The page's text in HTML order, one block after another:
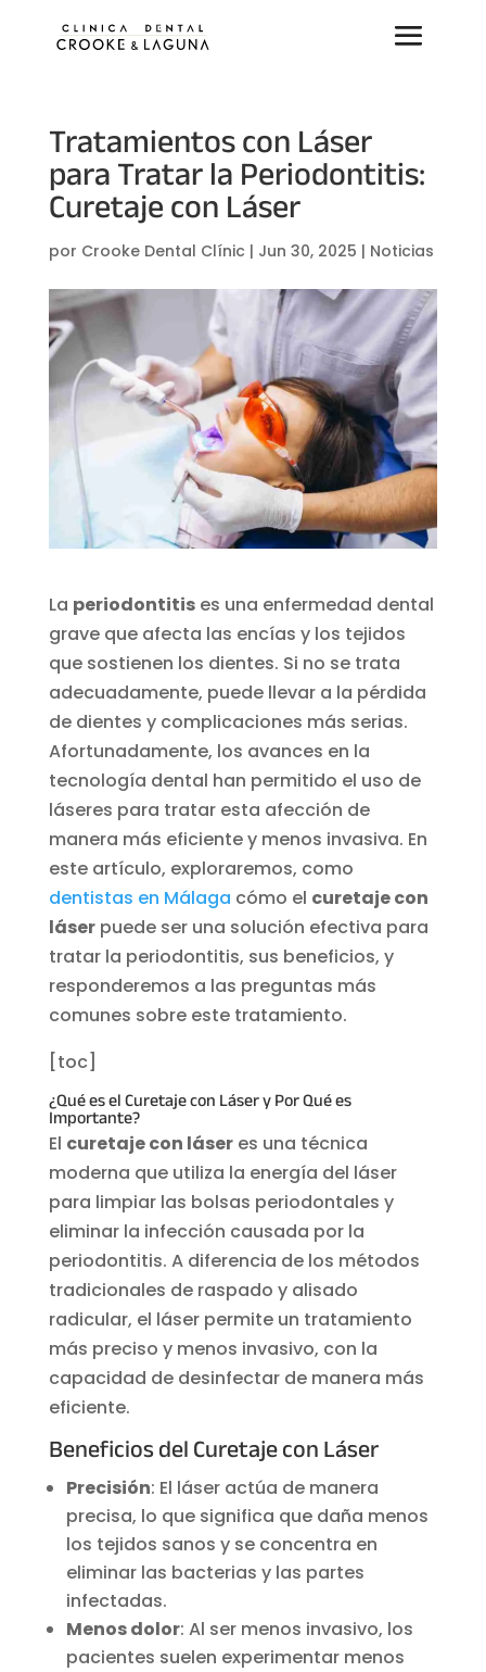
Tratamientos con Láser
para Tratar la Periodontitis:
Curetaje con Láser
por Crooke Dental Clínic | Jun 30, 2025 | Noticias
La periodontitises una enfermedad dental
grave que afecta las encías y los tejidos
que sostienen los dientes. Si no se trata
adecuadamente, puede llevar a la pérdida
de dientes y complicaciones más serias.
Afortunadamente, los avances en la
tecnología dental han permitido el uso de
láseres para tratar esta afección de
manera más eficiente y menos invasiva. En
este artículo, exploraremos, como
dentistas en Málaga cómo el curetaje con
láserpuede ser una solución efectiva para
tratar la periodontitis, sus beneficios, y
responderemos a las preguntas más
comunes sobre este tratamiento.
[toc]
¿Qué es el Curetaje con Láser y Por Qué es
Importante?
El curetaje con láseres una técnica
moderna que utiliza la energía del láser
para limpiar las bolsas periodontales y
eliminar la infección causada por la
periodontitis. A diferencia de los métodos
tradicionales de raspado y alisado
radicular, el láser permite un tratamiento
más preciso y menos invasivo, con la
capacidad de desinfectar de manera más
eficiente.
Beneficios del Curetaje con Láser
Precisión: El láser actúa de manera
precisa, lo que significa que daña menos
los tejidos sanos y se concentra en
eliminar las bacterias y las partes
infectadas.
Menos dolor: Al ser menos invasivo, los
pacientes suelen experimentar menos